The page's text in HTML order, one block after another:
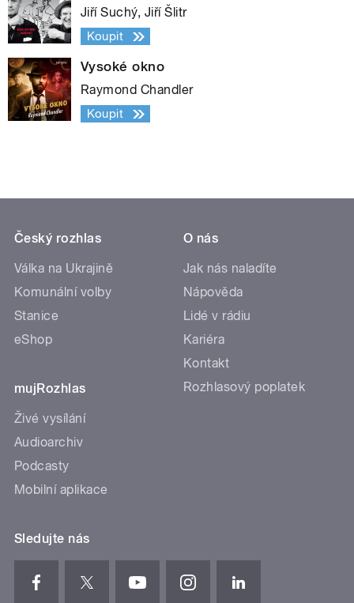
Jiří Suchý, Jiří Šlitr
Koupit
Vysoké okno
Raymond Chandler
Koupit
Český rozhlas
Válka na Ukrajině
Komunální volby
Stanice
eShop
mujRozhlas
Živé vysílání
Audioarchiv
Podcasty
Mobilní aplikace
O nás
Jak nás naladíte
Nápověda
Lidé v rádiu
Kariéra
Kontakt
Rozhlasový poplatek
Sledujte nás